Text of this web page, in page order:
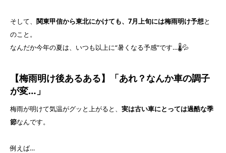
そして、 関東甲信から東北にかけても、7月上旬には梅雨明け予想と
のこと。
なんだか今年の夏は、いつも以上に“暑くなる予感”です…🌡️💦
【梅雨明け後あるある】「あれ？なんか車の調子
が変…」
梅雨が明けて気温がグッと上がると、 実は古い車にとっては過酷な季
節なんです。
例えば…